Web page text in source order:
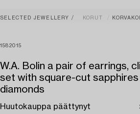
SELECTED JEWELLERY KORUT
1582015
W.A. Bolin a pair of earrings,
set with square-cut
diamonds
Huutokauppa päättynyt